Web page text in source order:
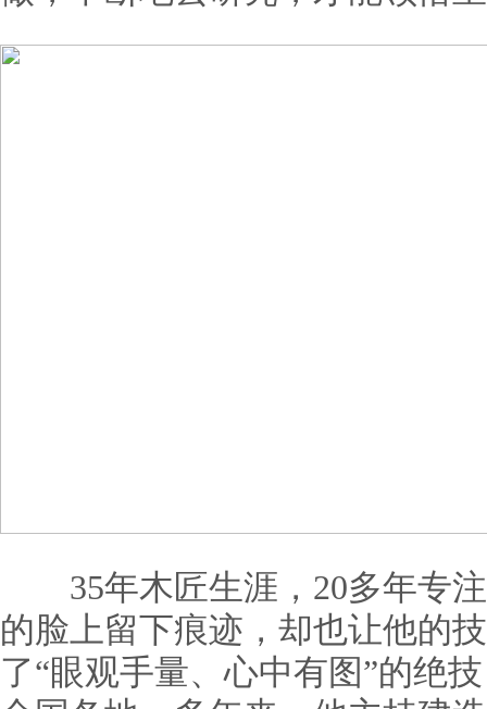
35年木匠生涯，20多年专注
的脸上留下痕迹，却也让他的
了“眼观手量、心中有图”的绝